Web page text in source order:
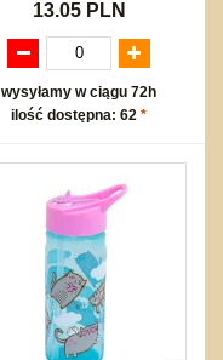
13.05 PLN
wysyłamy w ciągu 72h
ilość dostępna: 62 *